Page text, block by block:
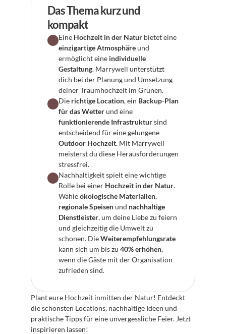
Das Thema kurz und
kompakt
Eine Hochzeit in der Natur
einzigartige Atmosphäre und
ermöglicht eine individuelle
Gestaltung. Marrywell unterstützt
dich bei der Planung und Umsetzung
deiner Traumhochzeit im Grünen.
Die richtige Location, ein Backup-Plan
für das Wetter
funktionierende Infrastruktur sind
Outdoor Hochzeit. Mit Marrywell
meisterst du diese Herausforderungen
stressfrei.
Nachhaltigkeit spielt eine wichtige
Rolle bei einer Hochzeit in der Natur.
Wähle ökologische Materialien
regionale Speisen und nachhaltige
Dienstleister, um deine Liebe zu feiern
und gleichzeitig die Umwelt zu
schonen. Die Weiterempfehlungsrate
kann sich um bis zu 40% erhöhen,
wenn die Gäste mit der Organisation
zufrieden sind.
Plant eure Hochzeit inmitten der Natur! Entdeckt
die schönsten Locations, nachhaltige Ideen und
praktische Tipps für eine unvergessliche Feier. Jetzt
inspirieren lassen!